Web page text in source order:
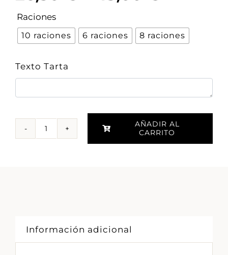
Raciones
10 raciones 6 raciones 8 raciones
Texto Tarta
AÑADIR AL
CARRITO
Información adicional